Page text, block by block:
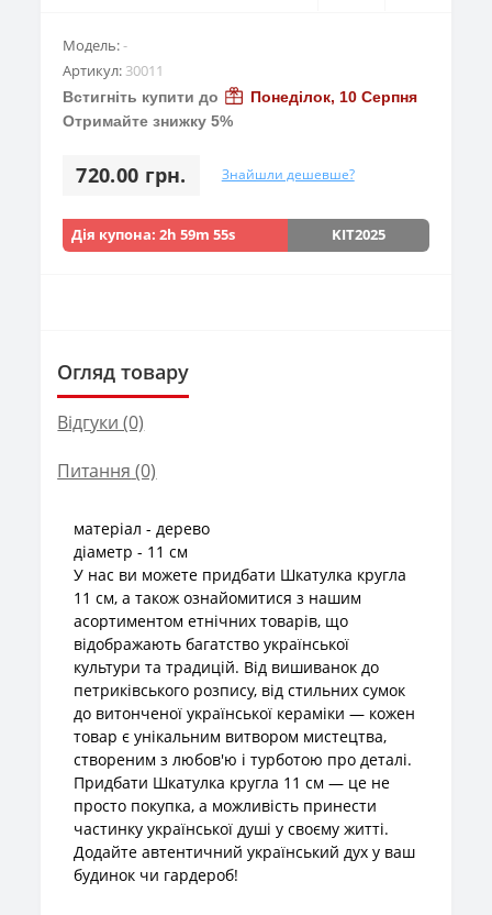
Модель:-
Артикул: 30011
Встигніть купити до
Понеділок, 10 Серпня
Отримайте знижку 5%
720.00 грн. Знайшли дешевше?
Дія купона:2h 59m 53s KIT2025
Огляд товару
Відгуки (0)
Питання (0)
матеріал - дерево
діаметр - 11 см
У нас ви можете придбати Шкатулка кругла
11 см, а також ознайомитися з нашим
асортиментом етнічних товарів, що
відображають багатство української
культури та традицій. Від вишиванок до
петриківського розпису, від стильних сумок
до витонченої української кераміки — кожен
товар є унікальним витвором мистецтва,
створеним з любов'ю і турботою про деталі.
Придбати Шкатулка кругла 11 см — це не
просто покупка, а можливість принести
частинку української душі у своєму житті.
Додайте автентичний український дух у ваш
будинок чи гардероб!